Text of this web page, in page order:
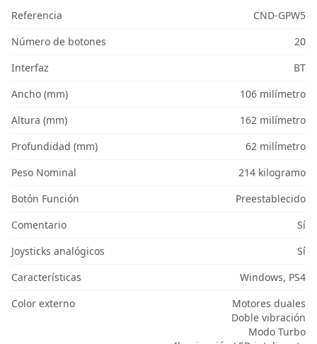
Referencia
CND-GPW5
Número de botones
20
Interfaz
BT
Ancho (mm)
106 milímetro
Altura (mm)
162 milímetro
Profundidad (mm)
62 milímetro
Peso Nominal
214 kilogramo
Botón Función
Preestablecido
Comentario
Sí
Joysticks analógicos
Sí
Características
Windows, PS4
Color externo
Motores duales
Doble vibración
Modo Turbo